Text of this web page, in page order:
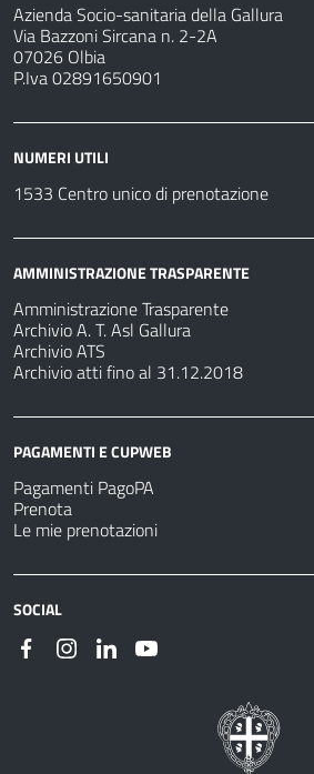
Azienda Socio-sanitaria della Gallura
Via Bazzoni Sircana n. 2-2A
07026 Olbia
P.Iva 02891650901
NUMERI UTILI
1533 Centro unico di prenotazione
AMMINISTRAZIONE TRASPARENTE
Amministrazione Trasparente
Archivio A. T. Asl Gallura
Archivio ATS
Archivio atti fino al 31.12.2018
PAGAMENTI E CUPWEB
Pagamenti PagoPA
Prenota
Le mie prenotazioni
SOCIAL